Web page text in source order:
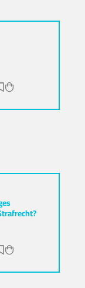
Zur Merkliste
Zur Merkliste